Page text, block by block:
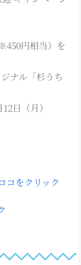
円相当）を
ナル「杉うち
日（月）
コをクリック